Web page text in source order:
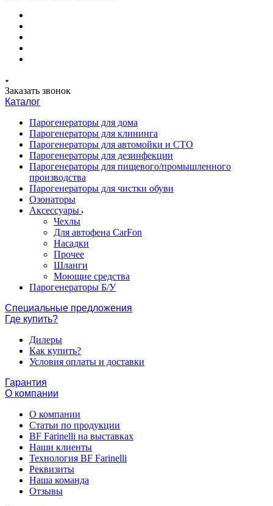
Заказать звонок
Каталог
Парогенераторы для дома
Парогенераторы для клининга
Парогенераторы для автомойки и СТО
Парогенераторы для дезинфекции
Парогенераторы для пищевого/промышленного
производства
Парогенераторы для чистки обуви
Озонаторы
Аксессуары
Чехлы
Для автофена CarFon
Насадки
Прочее
Шланги
Моющие средства
Парогенераторы Б/У
Специальные предложения
Где купить?
Дилеры
Как купить?
Условия оплаты и доставки
Гарантия
О компании
О компании
Статьи по продукции
BF Farinelli на выставках
Наши клиенты
Технология BF Farinelli
Реквизиты
Наша команда
Отзывы